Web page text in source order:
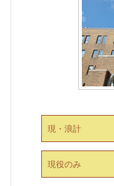
現・浪計
現役のみ